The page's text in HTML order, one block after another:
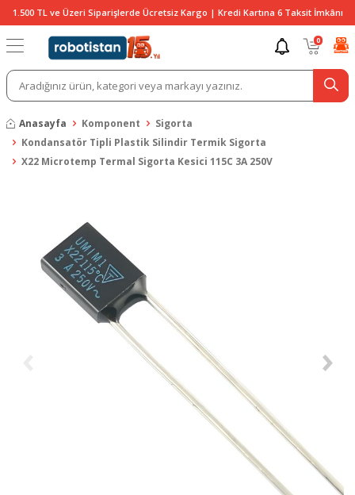
1.500 TL ve Üzeri Siparişlerde Ücretsiz Kargo | Kredi Kartına 6 Taksit İmkânı
0
Anasayfa Komponent
Sigorta
Kondansatör Tipli Plastik Silindir Termik Sigorta
X22 Microtemp Termal Sigorta Kesici 115C 3A 250V